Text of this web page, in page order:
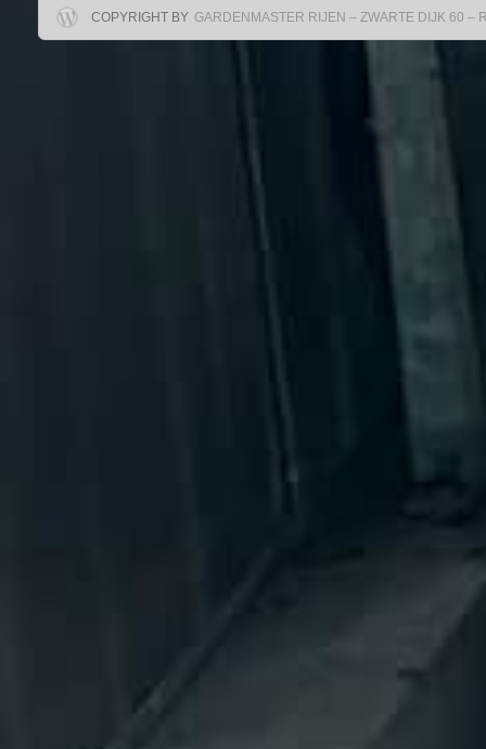
COPYRIGHT BY GARDENMASTER RIJEN – ZWARTE DIJK 60 –